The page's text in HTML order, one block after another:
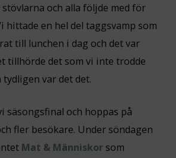
stövlarna och alla följde med för
hittade en hel del taggsvamp som
till lunchen i dag och det var
tillhörde det som vi inte trodde
var det det.
säsongsfinal och hoppas på
fler besökare. Under söndagen
Mat & Människor som